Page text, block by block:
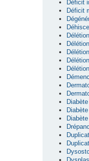
Déficit
Déficit